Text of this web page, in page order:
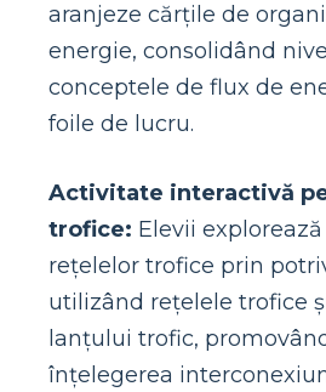
aranjeze cărțile de
energie, consolidând
conceptele de flux de
foile de lucru.
Activitate interactivă
trofice: Elevii
rețelelor trofice prin
utilizând rețelele trofice
lanțului trofic,
înțelegerea